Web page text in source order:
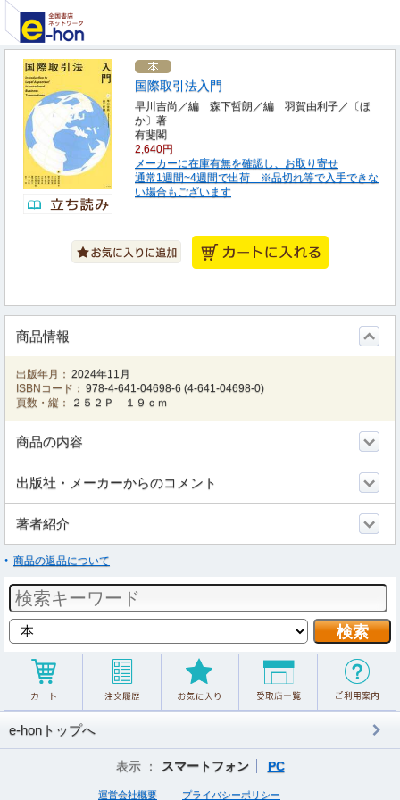
国際取引法入門
早川吉尚／編 森下哲朗／編 羽賀由利子／〔ほ
か〕著
有斐閣
2,640円
メーカーに在庫有無を確認し、お取り寄せ
通常1週間~4週間で出荷 ※品切れ等で入手できな
い場合もございます
商品情報
出版年月： 2024年11月
ISBNコード： 978-4-641-04698-6 (4-641-04698-0)
頁数・縦：
２５２Ｐ １９ｃｍ
商品の内容
出版社・メーカーからのコメント
著者紹介
商品の返品について
e-honトップへ
表示 ： スマートフォン PC
運営会社概要 プライバシーポリシー